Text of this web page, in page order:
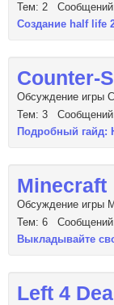
Тем: 2
Создание half life
Counter-
Обсуждение игры
Тем: 3
Подробный гайд:
Minecraft
Обсуждение игры
Тем: 6
Выкладывайте
Left 4